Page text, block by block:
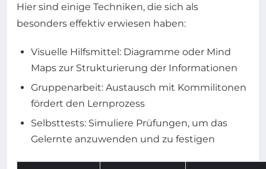
Hier sind einige Techniken, die sich als
besonders effektiv erwiesen haben:
Visuelle Hilfsmittel: Diagramme oder Mind
Maps zur Strukturierung der Informationen
Gruppenarbeit: Austausch mit Kommilitonen
fördert den Lernprozess
Selbsttests: Simuliere Prüfungen, um das
Gelernte anzuwenden und zu festigen